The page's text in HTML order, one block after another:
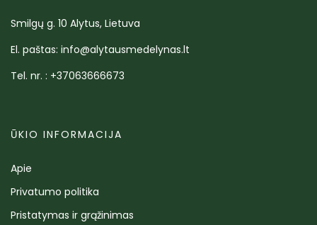
Smilgų g. 10 Alytus, Lietuva
El. paštas: info@alytausmedelynas.lt
Tel. nr. : +37063666673
ŪKIO INFORMACIJA
Apie
Privatumo politika
Pristatymas ir grąžinimas